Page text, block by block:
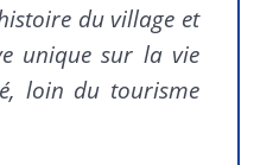
du village et
unique sur la vie
loin du tourisme